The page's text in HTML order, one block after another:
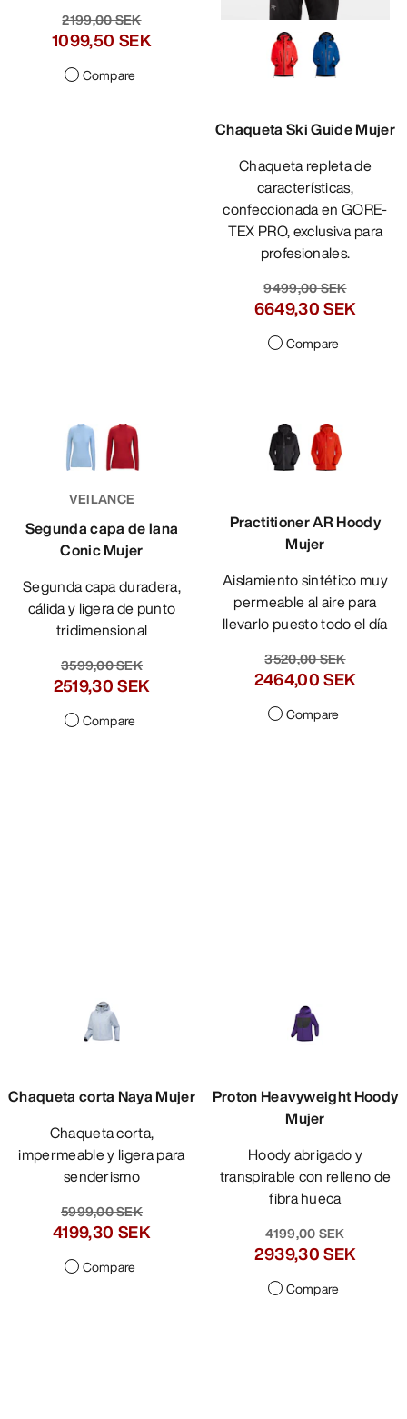
2199,00 SEK
1099,50 SEK
Compare
Chaqueta Ski Guide Mujer
Chaqueta repleta de
características,
confeccionada en GORE-
TEX PRO, exclusiva para
profesionales.
9499,00 SEK
6649,30 SEK
Compare
VEILANCE
Segunda capa de lana
Conic Mujer
Segunda capa duradera,
cálida y ligera de punto
tridimensional
3599,00 SEK
2519,30 SEK
Compare
Practitioner AR Hoody
Mujer
Aislamiento sintético muy
permeable al aire para
llevarlo puesto todo el día
3520,00 SEK
2464,00 SEK
Compare
Chaqueta corta Naya Mujer
Chaqueta corta,
impermeable y ligera para
senderismo
5999,00 SEK
4199,30 SEK
Compare
Proton Heavyweight Hoody
Mujer
Hoody abrigado y
transpirable con relleno de
fibra hueca
4499,00 SEK
3149,30 SEK
Compare